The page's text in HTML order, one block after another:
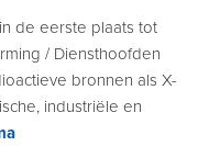
de eerste plaats tot
/ Diensthoofden
bronnen als X-
industriële en